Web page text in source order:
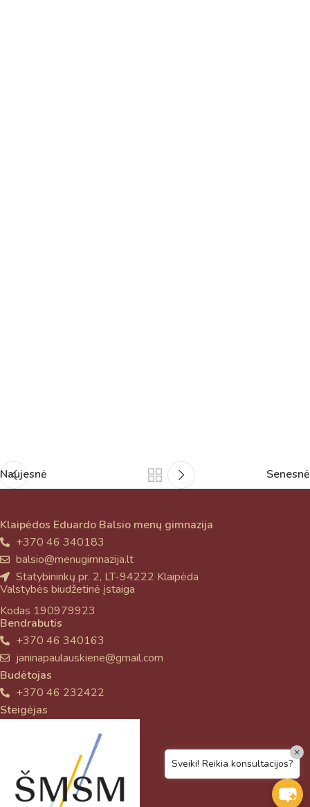
Naujesnė Senesnė
Klaipėdos Eduardo Balsio menų gimnazija
+370 46 340183
balsio@menugimnazija.lt
Statybininkų pr. 2, LT-94222 Klaipėda
Valstybės biudžetinė įstaiga
Kodas 190979923
Bendrabutis
+370 46 340163
janinapaulauskiene@gmail.com
Budėtojas
+370 46 232422
Steigėjas
Sveiki! Reikia konsultacijos?
×